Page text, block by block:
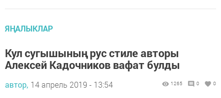
ЯҢАЛЫКЛАР
Кул сугышының рус стиле авторы
Алексей Кадочников вафат булды
автор, 14 апрель 2019 - 13:54 1265 0 0